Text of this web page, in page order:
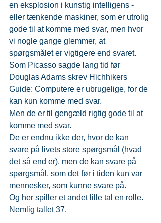
en eksplosion i kunstig intelligens -
eller tænkende maskiner, som er utrolig
gode til at komme med svar, men hvor
vi nogle gange glemmer, at
spørgsmålet er vigtigere end svaret.
Som Picasso sagde lang tid før
Douglas Adams skrev Hichhikers
Guide: Computere er ubrugelige, for de
kan kun komme med svar.
Men de er til gengæld rigtig gode til at
komme med svar.
De er endnu ikke der, hvor de kan
svare på livets store spørgsmål (hvad
det så end er), men de kan svare på
spørgsmål, som det før i tiden kun var
mennesker, som kunne svare på.
Og her spiller et andet lille tal en rolle.
Nemlig tallet 37.